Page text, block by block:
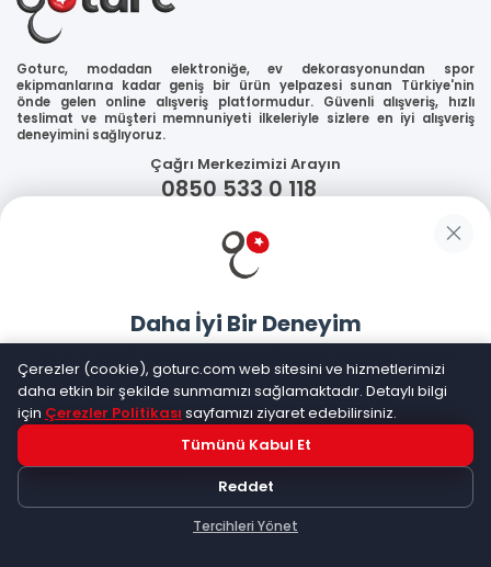
Goturc, modadan elektroniğe, ev dekorasyonundan spor
ekipmanlarına kadar geniş bir ürün yelpazesi sunan Türkiye'nin
önde gelen online alışveriş platformudur. Güvenli alışveriş, hızlı
teslimat ve müşteri memnuniyeti ilkeleriyle sizlere en iyi alışveriş
deneyimini sağlıyoruz.
Çağrı Merkezimizi Arayın
0850 533 0 118
WhatsApp Destek
Güvenliğiniz
Sosyal Medya
Mobil Uygulamalarımız
Daha İyi Bir Deneyim
Goturc mobil uygulamasıyla daha hızlı ve kolay alışveriş
yapın
Hemen Dene!
Uygulama yüklüyse açılacak, değilseGoogle Play'e
yönlendirileceksiniz
Çerezler (cookie), goturc.com web sitesini ve hizmetlerimizi
daha etkin bir şekilde sunmamızı sağlamaktadır. Detaylı bilgi
için Çerezler Politikası sayfamızı ziyaret edebilirsiniz.
Tümünü Kabul Et
Reddet
Tercihleri Yönet